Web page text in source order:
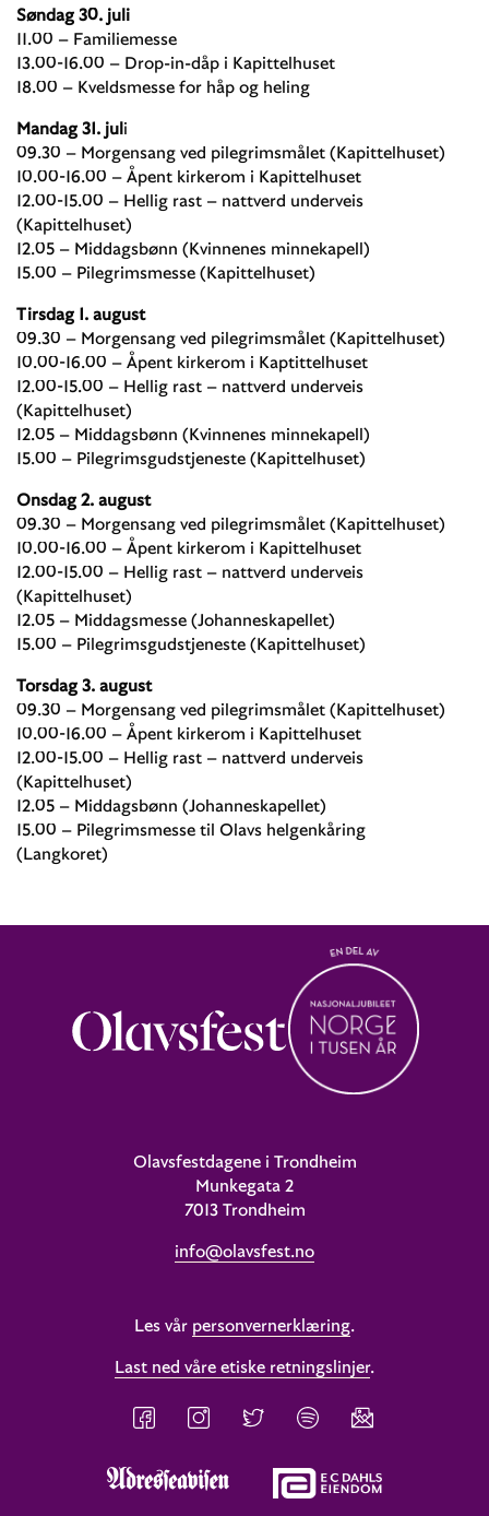
Søndag 30. juli
11.00 – Familiemesse
13.00-16.00 – Drop-in-dåp i Kapittelhuset
18.00 – Kveldsmesse for håp og heling
Mandag 31. juli
09.30 – Morgensang ved pilegrimsmålet (Kapittelhuset)
10.00-16.00 – Åpent kirkerom i Kapittelhuset
12.00-15.00 – Hellig rast – nattverd underveis
(Kapittelhuset)
12.05 – Middagsbønn (Kvinnenes minnekapell)
15.00 – Pilegrimsmesse (Kapittelhuset)
Tirsdag 1. august
09.30 – Morgensang ved pilegrimsmålet (Kapittelhuset)
10.00-16.00 – Åpent kirkerom i Kaptittelhuset
12.00-15.00 – Hellig rast – nattverd underveis
(Kapittelhuset)
12.05 – Middagsbønn (Kvinnenes minnekapell)
15.00 – Pilegrimsgudstjeneste (Kapittelhuset)
Onsdag 2. august
09.30 – Morgensang ved pilegrimsmålet (Kapittelhuset)
10.00-16.00 – Åpent kirkerom i Kapittelhuset
12.00-15.00 – Hellig rast – nattverd underveis
(Kapittelhuset)
12.05 – Middagsmesse (Johanneskapellet)
15.00 – Pilegrimsgudstjeneste (Kapittelhuset)
Torsdag 3. august
09.30 – Morgensang ved pilegrimsmålet (Kapittelhuset)
10.00-16.00 – Åpent kirkerom i Kapittelhuset
12.00-15.00 – Hellig rast – nattverd underveis
(Kapittelhuset)
12.05 – Middagsbønn (Johanneskapellet)
15.00 – Pilegrimsmesse til Olavs helgenkåring
(Langkoret)
Olavsfestdagene i Trondheim
Munkegata 2
7013 Trondheim
info@olavsfest.no
Les vår personvernerklæring.
Last ned våre etiske retningslinjer.